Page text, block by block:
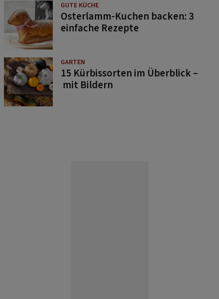
GUTE KÜCHE
Osterlamm-Kuchen backen: 3
einfache Rezepte
GARTEN
15 Kürbissorten im Überblick –
mit Bildern